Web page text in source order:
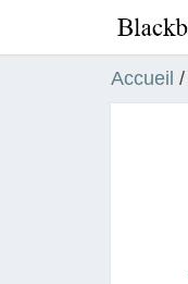
Accueil /